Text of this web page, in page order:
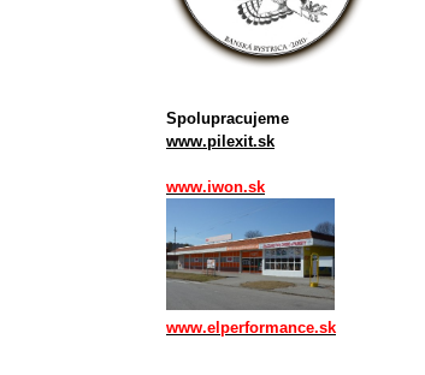
Spolupracujeme
www.pilexit.sk
www.iwon.sk
www.elperformance.sk